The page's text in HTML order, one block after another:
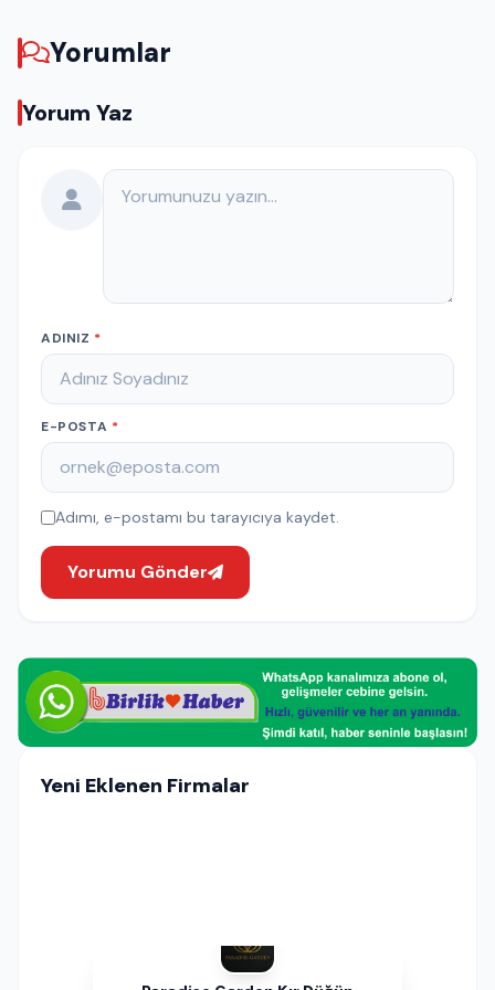
Yorumlar
Yorum Yaz
Yorumunuz
ADINIZ *
E-POSTA *
Adımı, e-postamı bu tarayıcıya kaydet.
Yorumu Gönder
Yeni Eklenen Firmalar